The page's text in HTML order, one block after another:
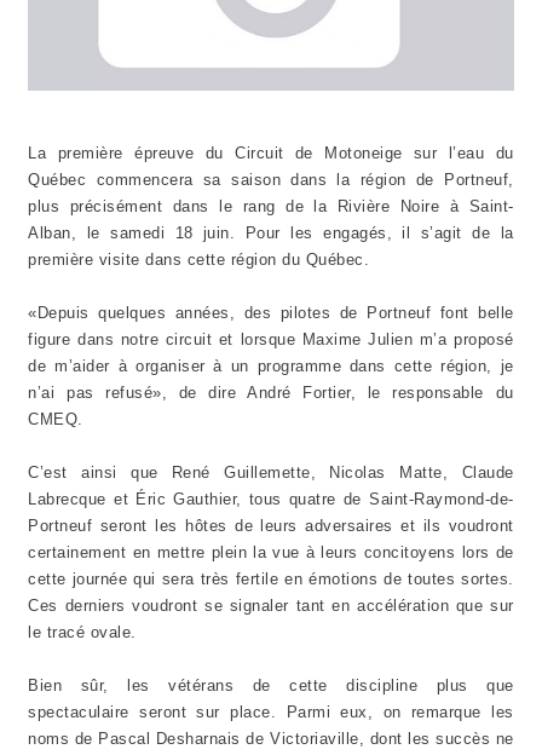
La première épreuve du Circuit de Motoneige sur l’eau du
Québec commencera sa saison dans la région de Portneuf,
plus précisément dans le rang de la Rivière Noire à Saint-
Alban, le samedi 18 juin. Pour les engagés, il s’agit de la
première visite dans cette région du Québec.
«Depuis quelques années, des pilotes de Portneuf font belle
figure dans notre circuit et lorsque Maxime Julien m’a proposé
de m’aider à organiser à un programme dans cette région, je
n’ai pas refusé», de dire André Fortier, le responsable du
CMEQ.
C’est ainsi que René Guillemette, Nicolas Matte, Claude
Labrecque et Éric Gauthier, tous quatre de Saint-Raymond-de-
Portneuf seront les hôtes de leurs adversaires et ils voudront
certainement en mettre plein la vue à leurs concitoyens lors de
cette journée qui sera très fertile en émotions de toutes sortes.
Ces derniers voudront se signaler tant en accélération que sur
le tracé ovale.
Bien sûr, les vétérans de cette discipline plus que
spectaculaire seront sur place. Parmi eux, on remarque les
noms de Pascal Desharnais de Victoriaville, dont les succès ne